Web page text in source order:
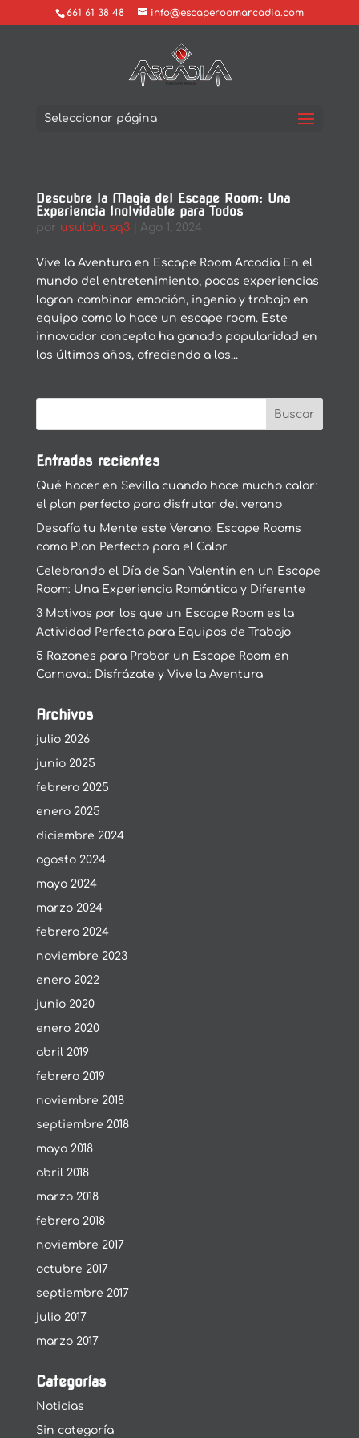
661 61 38 48 info@escaperoomarcadia.com
Seleccionar página
Descubre la Magia del Escape Room: Una
Experiencia Inolvidable para Todos
por usulabusq3| Ago 1, 2024
Vive la Aventura en Escape Room Arcadia En el
mundo del entretenimiento, pocas experiencias
logran combinar emoción, ingenio y trabajo en
equipo como lo hace un escape room. Este
innovador concepto ha ganado popularidad en
los últimos años, ofreciendo a los...
Entradas recientes
Qué hacer en Sevilla cuando hace mucho calor:
el plan perfecto para disfrutar del verano
Desafía tu Mente este Verano: Escape Rooms
como Plan Perfecto para el Calor
Celebrando el Día de San Valentín en un Escape
Room: Una Experiencia Romántica y Diferente
3 Motivos por los que un Escape Room es la
Actividad Perfecta para Equipos de Trabajo
5 Razones para Probar un Escape Room en
Carnaval: Disfrázate y Vive la Aventura
Archivos
julio 2026
junio 2025
febrero 2025
enero 2025
diciembre 2024
agosto 2024
mayo 2024
marzo 2024
febrero 2024
noviembre 2023
enero 2022
junio 2020
enero 2020
abril 2019
febrero 2019
noviembre 2018
septiembre 2018
mayo 2018
abril 2018
marzo 2018
febrero 2018
noviembre 2017
octubre 2017
septiembre 2017
julio 2017
marzo 2017
Categorías
Noticias
Sin categoría